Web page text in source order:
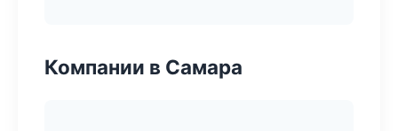
Компании в Самара